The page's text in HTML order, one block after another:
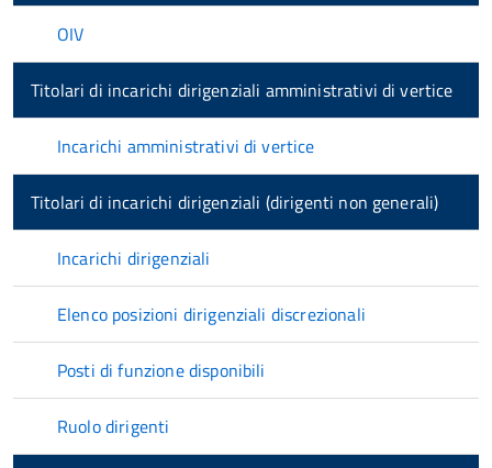
OIV
Titolari di incarichi dirigenziali amministrativi di vertice
Incarichi amministrativi di vertice
Titolari di incarichi dirigenziali (dirigenti non generali)
Incarichi dirigenziali
Elenco posizioni dirigenziali discrezionali
Posti di funzione disponibili
Ruolo dirigenti